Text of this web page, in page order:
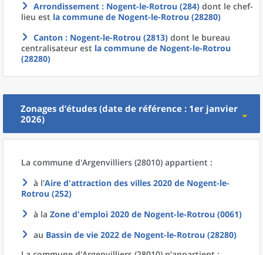
Arrondissement : Nogent-le-Rotrou (284) dont le chef-
lieu est la commune de Nogent-le-Rotrou (28280)
Canton : Nogent-le-Rotrou (2813) dont le bureau
centralisateur est la commune de Nogent-le-Rotrou
(28280)
Zonages d’études (date de référence : 1er janvier
2026)
La commune d'Argenvilliers (28010) appartient :
à l'Aire d'attraction des villes 2020 de Nogent-le-
Rotrou (252)
à la Zone d'emploi 2020 de Nogent-le-Rotrou (0061)
au Bassin de vie 2022 de Nogent-le-Rotrou (28280)